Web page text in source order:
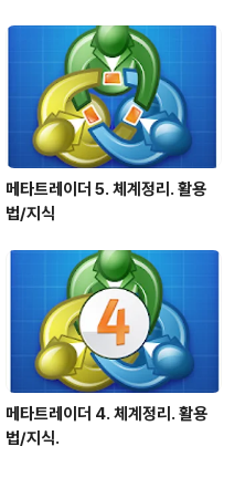
메타트레이더 5. 체계정리. 활용
법/지식
메타트레이더 4. 체계정리. 활용
법/지식.